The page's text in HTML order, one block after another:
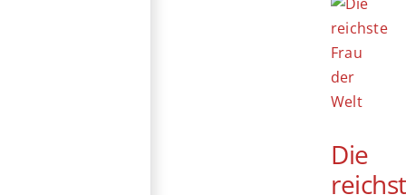
Die